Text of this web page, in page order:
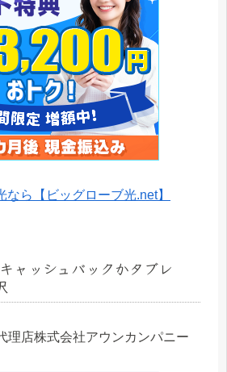
なら【ビッグローブ光.net】
ャッシュバックかタブレ
理店株式会社アウンカンパニー